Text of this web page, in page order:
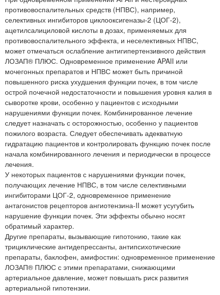
противовоспалительных средств (НПВС), например,
селективных ингибиторов циклооксигеназы-2 (ЦОГ-2),
ацетилсалициловой кислоты в дозах, применяемых для
противовоспалительного эффекта, и неселективных НПВС,
может отмечаться ослабление антигипертензивного действия
ЛОЗАП® ПЛЮС. Одновременное применение APAII или
мочегонных препаратов и НПВС может быть причиной
повышенного риска ухудшения функции почек, в том числе
острой почечной недостаточности и повышения уровня калия в
сыворотке крови, особенно у пациентов с исходными
нарушениями функции почек. Комбинированное лечение
следует назначать с осторожностью, особенно у пациентов
пожилого возраста. Следует обеспечивать адекватную
гидратацию пациентов и контролировать функцию почек после
начала комбинированного лечения и периодически в процессе
лечения.
У некоторых пациентов с нарушениями функции почек,
получающих лечение НПВС, в том числе селективными
ингибиторами ЦОГ-2, одновременное применение
антагонистов рецепторов ангиотензина-II может усугубить
нарушение функции почек. Эти эффекты обычно носят
обратимый характер.
Другие препараты, вызывающие гипотонию, такие как
трициклические антидепрессанты, антипсихотические
препараты, баклофен, амифостин: одновременное применение
ЛОЗАП® ПЛЮС с этими препаратами, снижающими
артериальное давление, может повышать риск развития
артериальной гипотензии.